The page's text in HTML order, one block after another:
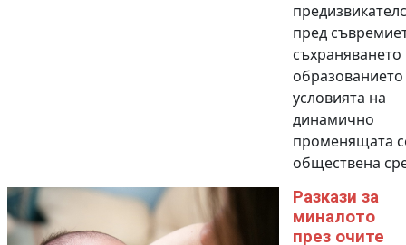
пред
съхраняването
образованието
условията на
динамично
променящата
обществена
Разкази за
миналото
през очите